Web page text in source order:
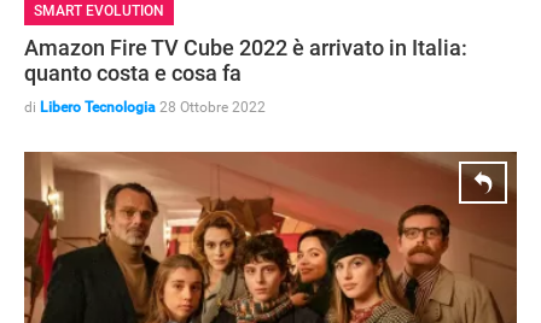
SMART EVOLUTION
Amazon Fire TV Cube 2022 è arrivato in Italia:
quanto costa e cosa fa
di Libero Tecnologia 28 Ottobre 2022